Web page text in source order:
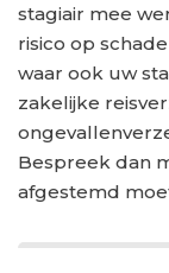
stagiair mee
risico op
waar ook uw
zakelijke
Bespreek dan
afgestemd